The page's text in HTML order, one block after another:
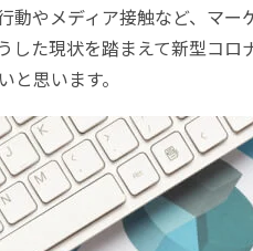
動やメディア接触など、マ
した現状を踏まえて新型コ
と思います。